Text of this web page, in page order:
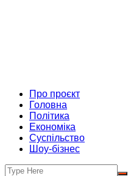
Про проєкт
Головна
Політика
Економіка
Суспільство
Шоу-бізнес